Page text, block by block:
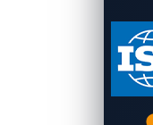
例としては、
使用して紛失
し、ユーザー